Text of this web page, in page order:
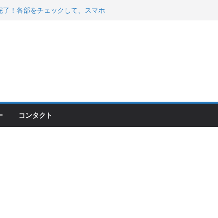
！各部をチェックして、スマホ
で KGR HARMONY 南部鉄器エ
ISSサスの動きが判ったらコーナ
コンタクト